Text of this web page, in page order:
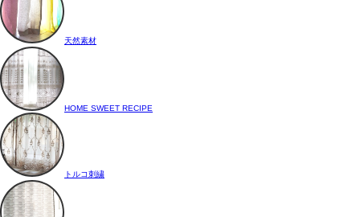
天然素材
HOME SWEET RECIPE
トルコ刺繍